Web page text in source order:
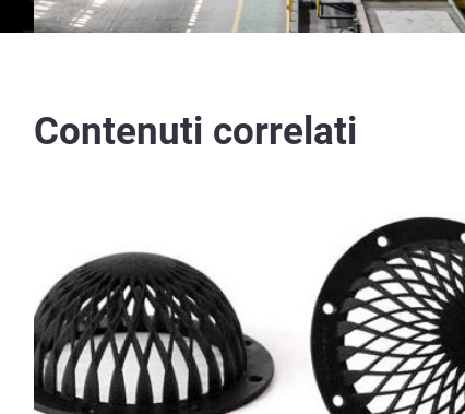
Contenuti correlati